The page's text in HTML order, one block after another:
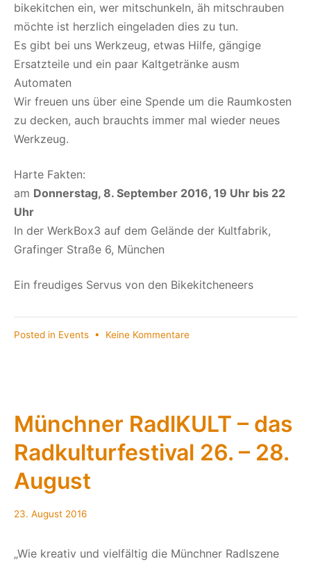
bikekitchen ein, wer mitschunkeln, äh mitschrauben
möchte ist herzlich eingeladen dies zu tun.
Es gibt bei uns Werkzeug, etwas Hilfe, gängige
Ersatzteile und ein paar Kaltgetränke ausm
Automaten
Wir freuen uns über eine Spende um die Raumkosten
zu decken, auch brauchts immer mal wieder neues
Werkzeug.
Harte Fakten:
am Donnerstag, 8. September 2016, 19 Uhr bis 22
Uhr
In der WerkBox3 auf dem Gelände der Kultfabrik,
Grafinger Straße 6, München
Ein freudiges Servus von den Bikekitcheneers
Posted in Events • Keine Kommentarezu
Münchner RadlKULT – das
Radkulturfestival 26. – 28.
August
23. August 2016
„Wie kreativ und vielfältig die Münchner Radlszene